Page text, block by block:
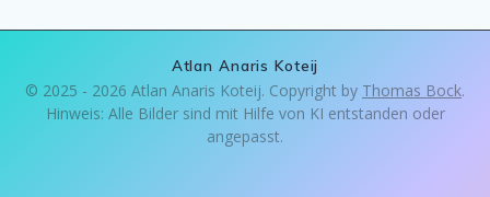
Atlan Anaris Koteij
© 2025 - 2026 Atlan Anaris Koteij. Copyright by Thomas Bock.
Hinweis: Alle Bilder sind mit Hilfe von KI entstanden oder
angepasst.